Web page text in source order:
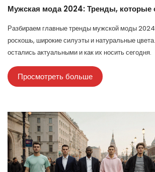
Мужская мода 2024: Тренды, которые
Разбираем главные тренды мужской моды 2024
роскошь, широкие силуэты и натуральные
остались актуальными и как их носить сегодня.
Просмотреть больше